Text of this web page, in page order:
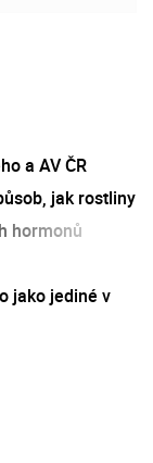
a AV ČR
jak rostliny
hormonů
jako jediné v